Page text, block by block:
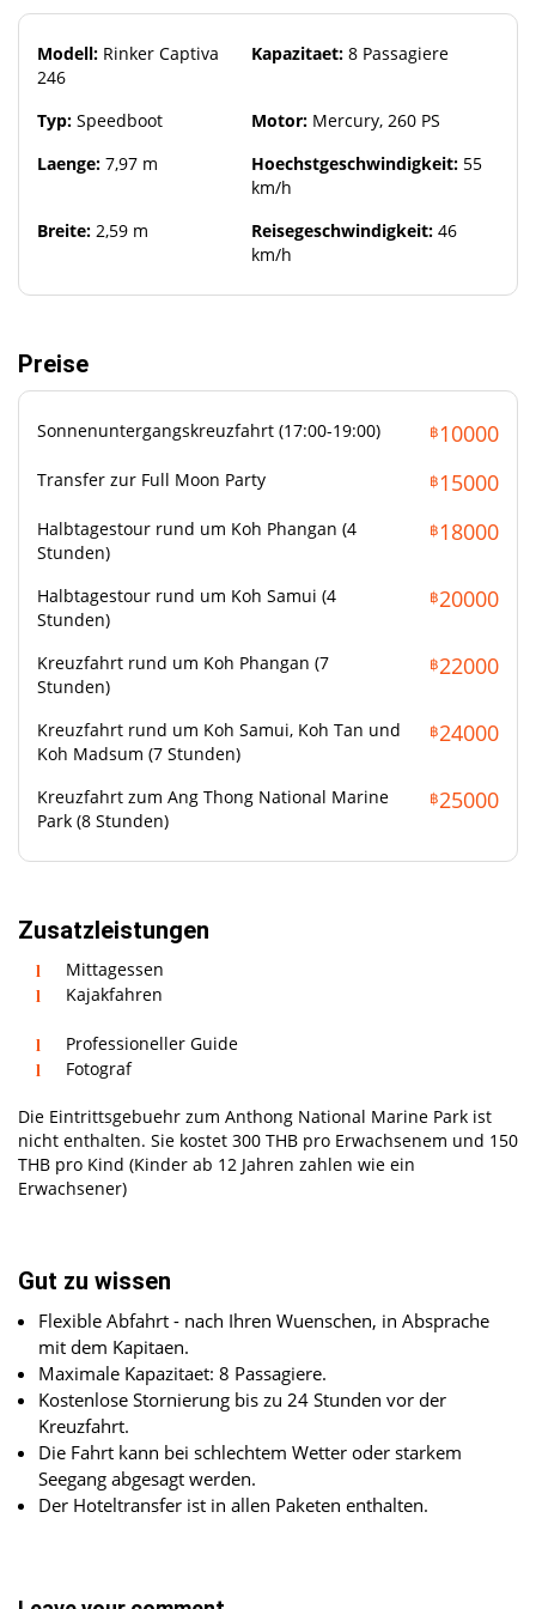
Reiseziele und Routen
Samui: eine romantische Sonnenuntergangskreuzfahrt
Moon Party auf Koh Phangan, ein Halbtag rund um Koh
Phangan oder Koh Samui oder eine lange Kreuzfahrt zum
spektakulaeren Angthong National Marine Park. Der Kapitaen
und die Besatzung passen sich Ihren Wuenschen an, um den
Was mitzubringen ist
Badebekleidung
Sonnenschutz
Sonnenbrille
Handtuch
Modell: Rinker Captiva
246
Kapazitaet: 8 Passagiere
Typ: Speedboot Motor: Mercury, 260 PS
Laenge: 7,97 m Hoechstgeschwindigkeit: 55
km/h
Breite: 2,59 m Reisegeschwindigkeit: 46
km/h
Preise
Sonnenuntergangskreuzfahrt (17:00-19:00) ฿10000
Transfer zur Full Moon Party ฿15000
Halbtagestour rund um Koh Phangan (4
Stunden)
฿18000
Halbtagestour rund um Koh Samui (4
Stunden)
฿20000
Kreuzfahrt rund um Koh Phangan (7
Stunden)
฿22000
Kreuzfahrt rund um Koh Samui, Koh Tan und
Koh Madsum (7 Stunden)
฿24000
Kreuzfahrt zum Ang Thong National Marine
Park (8 Stunden)
฿25000
Zusatzleistungen
Mittagessen
Kajakfahren
Professioneller Guide
Fotograf
Die Eintrittsgebuehr zum Anthong National Marine Park ist
nicht enthalten. Sie kostet 300 THB pro Erwachsenem und 150
THB pro Kind (Kinder ab 12 Jahren zahlen wie ein
Erwachsener)
Gut zu wissen
Flexible Abfahrt - nach Ihren Wuenschen, in Absprache
mit dem Kapitaen.
Maximale Kapazitaet: 8 Passagiere.
Kostenlose Stornierung bis zu 24 Stunden vor der
Kreuzfahrt.
Die Fahrt kann bei schlechtem Wetter oder starkem
Seegang abgesagt werden.
Der Hoteltransfer ist in allen Paketen enthalten.